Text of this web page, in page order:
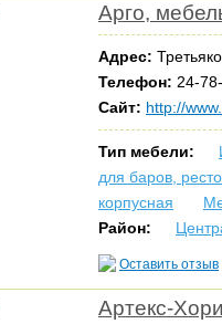
Арго,
Адрес:
Телефон: 24-
Сайт: http://
Тип мебели:
для баров,
корпусная
Район:
Оставить отзыв
Артекс-